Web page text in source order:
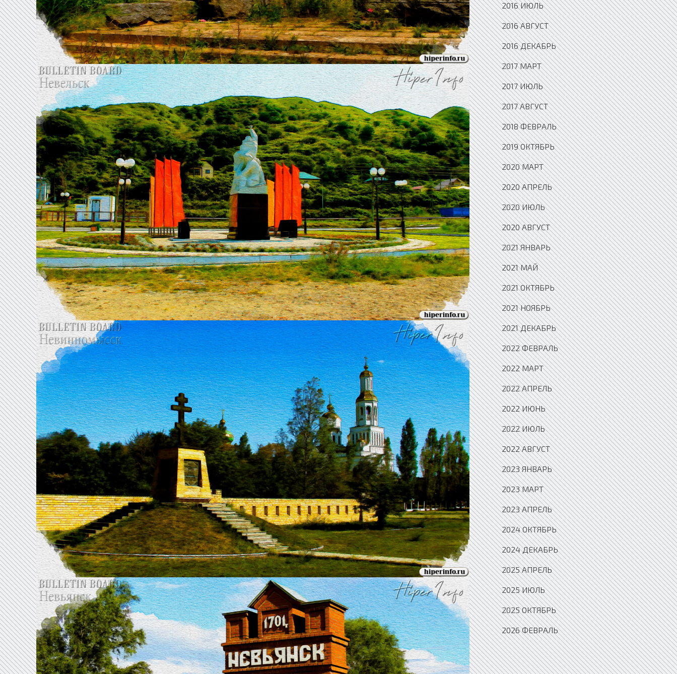
2016 ИЮЛЬ
2016 АВГУСТ
2016 ДЕКАБРЬ
2017 МАРТ
2017 ИЮЛЬ
2017 АВГУСТ
2018 ФЕВРАЛЬ
2019 ОКТЯБРЬ
2020 МАРТ
2020 АПРЕЛЬ
2020 ИЮЛЬ
2020 АВГУСТ
2021 ЯНВАРЬ
2021 МАЙ
2021 ОКТЯБРЬ
2021 НОЯБРЬ
2021 ДЕКАБРЬ
2022 ФЕВРАЛЬ
2022 МАРТ
2022 АПРЕЛЬ
2022 ИЮНЬ
2022 ИЮЛЬ
2022 АВГУСТ
2023 ЯНВАРЬ
2023 МАРТ
2023 АПРЕЛЬ
2024 ОКТЯБРЬ
2024 ДЕКАБРЬ
2025 АПРЕЛЬ
2025 ИЮЛЬ
2025 ОКТЯБРЬ
2026 ФЕВРАЛЬ